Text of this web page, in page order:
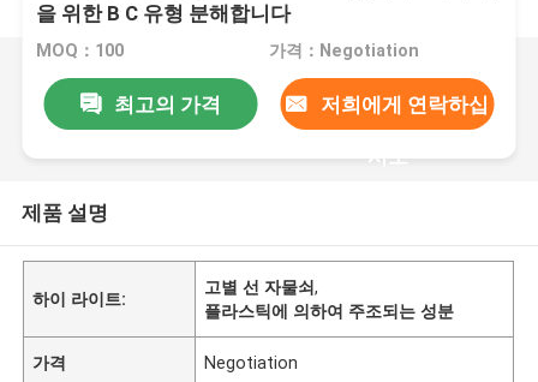
을 위한 B C 유형 분해합니다
MOQ：100 가격：Negotiation
최고의 가격 저희에게 연락하십
시오
제품 설명
하이 라이트:
고별 선 자물쇠,
플라스틱에 의하여 주조되는 성분
가격 Negotiation